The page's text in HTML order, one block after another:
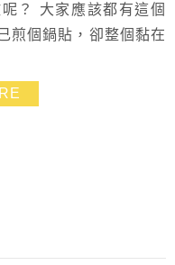
？ 大家應該都有這個
煎個鍋貼，卻整個黏在
油，完全不怕燒焦或是
鍋貼大成功！ 媽媽手